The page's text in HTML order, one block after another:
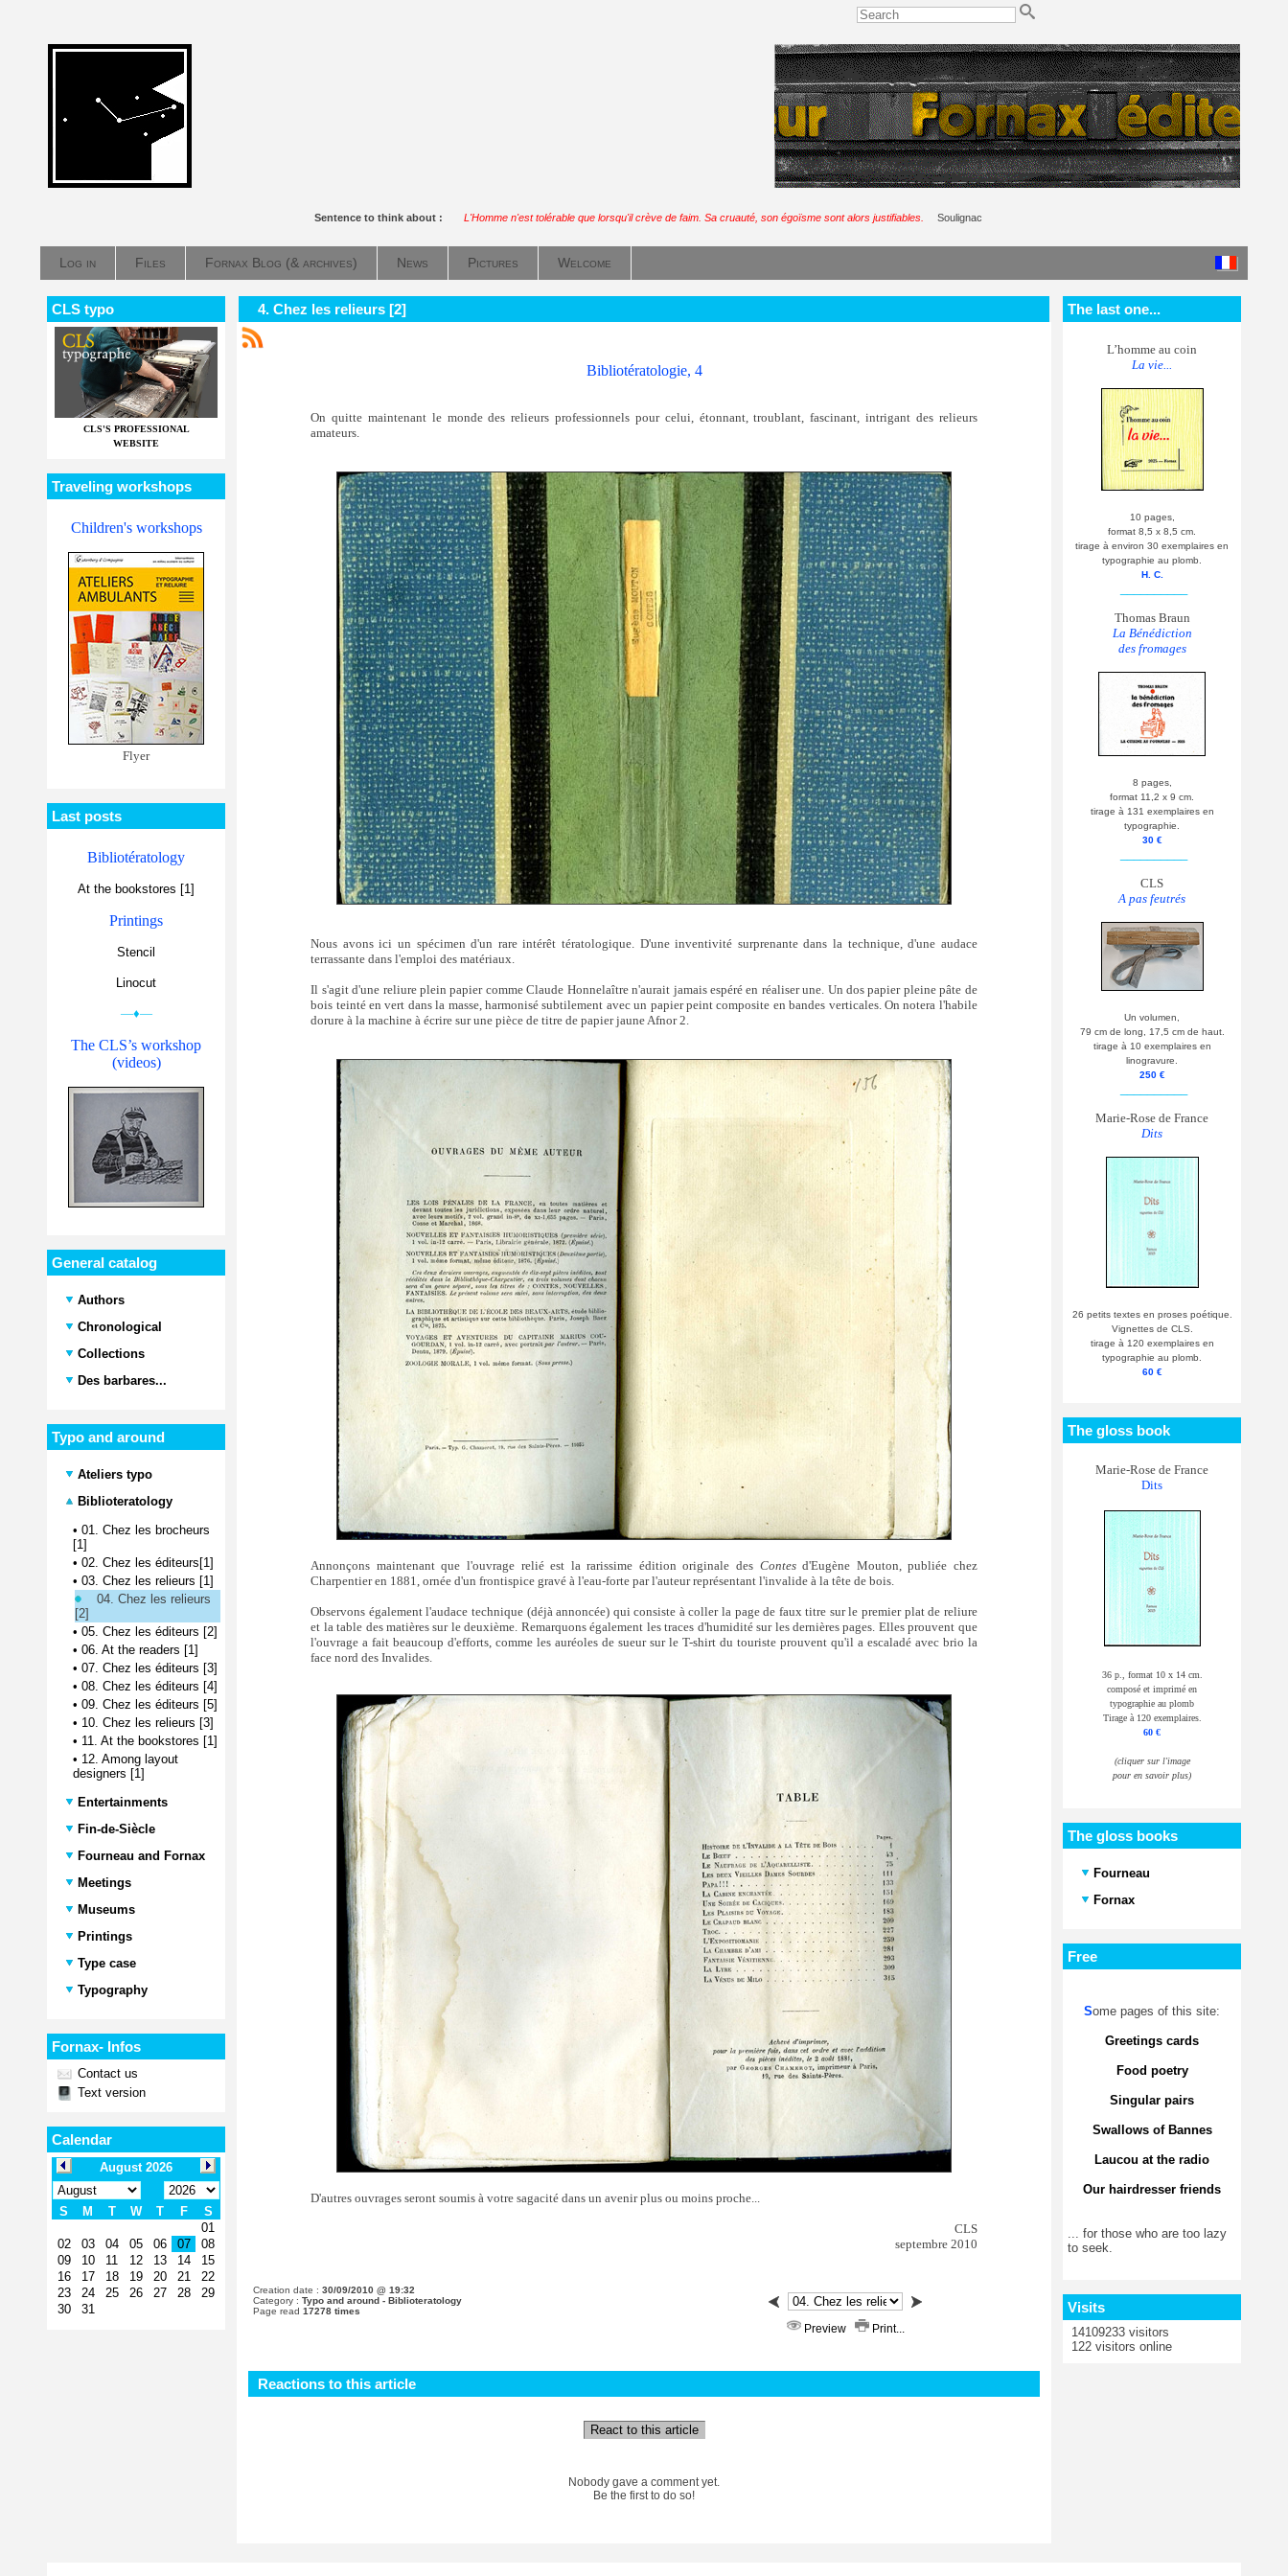
Sentence to think about : L'Homme n'est tolérable que lorsqu'il crève de faim. Sa cruauté, son égoïsme sont alors justifiables. Soulignac
Log in Files Fornax Blog (& archives) News Pictures Welcome
CLS typo
CLS'S PROFESSIONAL
WEBSITE
Traveling workshops
Children's workshops
Flyer
Last posts
Bibliotératology
At the bookstores [1]
Printings
Stencil
Linocut
—♦—
The CLS’s workshop
(videos)
General catalog
Authors
Chronological
Collections
Des barbares...
Typo and around
Ateliers typo
Biblioteratology
• 01. Chez les brocheurs
[1]
• 02. Chez les éditeurs[1]
• 03. Chez les relieurs [1]
04. Chez les relieurs
[2]
• 05. Chez les éditeurs [2]
• 06. At the readers [1]
• 07. Chez les éditeurs [3]
• 08. Chez les éditeurs [4]
• 09. Chez les éditeurs [5]
• 10. Chez les relieurs [3]
• 11. At the bookstores [1]
• 12. Among layout
designers [1]
Entertainments
Fin-de-Siècle
Fourneau and Fornax
Meetings
Museums
Printings
Type case
Typography
Fornax- Infos
Contact us
Text version
Calendar
4. Chez les relieurs [2]
Bibliotératologie, 4
On quitte maintenant le monde des relieurs professionnels pour celui, étonnant, troublant, fascinant, intrigant des relieurs
amateurs.
Nous avons ici un spécimen d'un rare intérêt tératologique. D'une inventivité surprenante dans la technique, d'une audace
terrassante dans l'emploi des matériaux.
Il s'agit d'une reliure plein papier comme Claude Honnelaître n'aurait jamais espéré en réaliser une. Un dos papier pleine pâte de
bois teinté en vert dans la masse, harmonisé subtilement avec un papier peint composite en bandes verticales. On notera l'habile
dorure à la machine à écrire sur une pièce de titre de papier jaune Afnor 2.
Annonçons maintenant que l'ouvrage relié est la rarissime édition originale des Contesd'Eugène Mouton, publiée chez
Charpentier en 1881, ornée d'un frontispice gravé à l'eau-forte par l'auteur représentant l'invalide à la tête de bois.
Observons également l'audace technique (déjà annoncée) qui consiste à coller la page de faux titre sur le premier plat de reliure
et la table des matières sur le deuxième. Remarquons également les traces d'humidité sur les dernières pages. Elles prouvent que
l'ouvrage a fait beaucoup d'efforts, comme les auréoles de sueur sur le T-shirt du touriste prouvent qu'il a escaladé avec brio la
face nord des Invalides.
D'autres ouvrages seront soumis à votre sagacité dans un avenir plus ou moins proche...
CLS
septembre 2010
Creation date : 30/09/2010 @ 19:32
Category : Typo and around - Biblioteratology
Page read 17278 times
Preview Print...
Reactions to this article
React to this article
Nobody gave a comment yet.
Be the first to do so!
The last one...
L’homme au coin
La vie...
10 pages,
format 8,5 x 8,5 cm.
tirage à environ 30 exemplaires en
typographie au plomb.
H. C.
Thomas Braun
La Bénédiction
des fromages
8 pages,
format 11,2 x 9 cm.
tirage à 131 exemplaires en
typographie.
30 €
CLS
A pas feutrés
Un volumen,
79 cm de long, 17,5 cm de haut.
tirage à 10 exemplaires en
linogravure.
250 €
Marie-Rose de France
Dits
26 petits textes en proses poétique.
Vignettes de CLS.
tirage à 120 exemplaires en
typographie au plomb.
60 €
The gloss book
Marie-Rose de France
Dits
36 p., format 10 x 14 cm.
composé et imprimé en
typographie au plomb
Tirage à 120 exemplaires.
60 €
(cliquer sur l'image
pour en savoir plus)
The gloss books
Fourneau
Fornax
Free
Some pages of this site:
Greetings cards
Food poetry
Singular pairs
Swallows of Bannes
Laucou at the radio
Our hairdresser friends
... for those who are too lazy
to seek.
Visits
14109233 visitors
122 visitors online